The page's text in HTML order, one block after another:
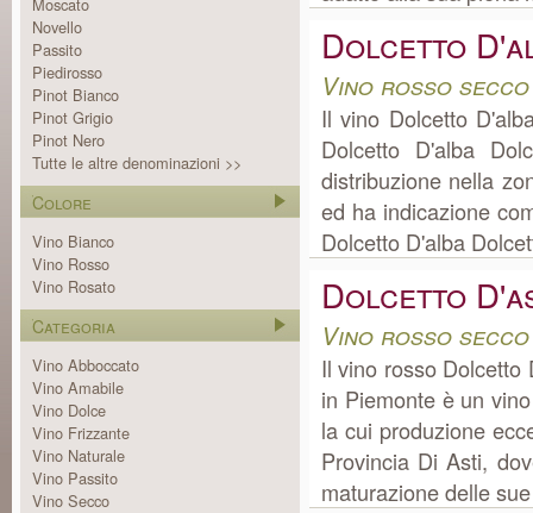
Novello
Passito
Piedirosso
Pinot Bianco
Pinot Grigio
Pinot Nero
Tutte le altre denominazioni >>
Colore
Vino Bianco
Vino Rosso
Vino Rosato
Categoria
Vino Abboccato
Vino Amabile
Vino Dolce
Vino Frizzante
Vino Naturale
Vino Passito
Vino Secco
Dolcetto
Vino rosso secco
Il vino Dolcetto
Dolcetto D'alba
distribuzione nella
ed ha indicazione
Dolcetto D'alba
Dolcetto
Vino rosso secco
Il vino rosso Dolcetto
in Piemonte è un
la cui produzione
Provincia Di Asti,
maturazione delle